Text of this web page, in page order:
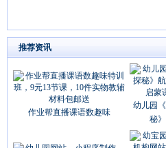
推荐资讯
作业帮直播课语数趣味
幼儿园
秘